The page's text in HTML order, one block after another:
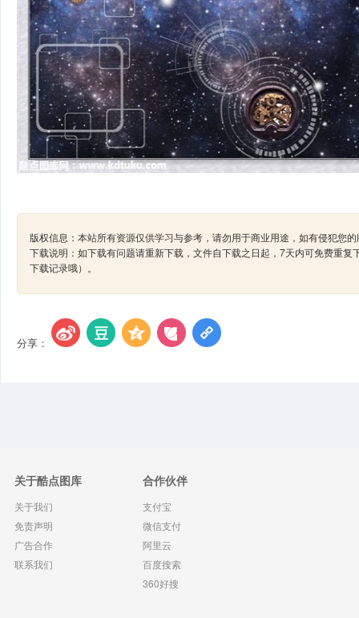
版权信息：本站所有资源仅供学习与参考，请勿用于商业用途，如有侵犯您
下载说明：如下载有问题请重新下载，文件自下载之日起，7天内可免费重
下载记录哦）。
分享：
关于酷点图库
关于我们
免责声明
广告合作
联系我们
合作伙伴
支付宝
微信支付
阿里云
百度搜索
360好搜